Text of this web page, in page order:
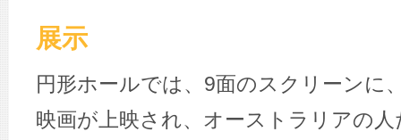
展示
円形ホールでは、9面のスクリーンに
映画が上映され、オーストラリアの